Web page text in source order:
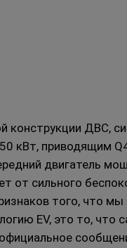
конструкции ДВС,
кВт, приводящим
двигатель
от сильного
того, что
EV, это то, что